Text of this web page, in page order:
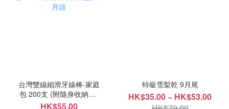
台灣雙線細滑牙線棒-家庭
包 200支 (附隨身收納盒)
10月頭
HK$55.00
特級雪梨乾 9月尾
HK$35.00 ~ HK$53.00